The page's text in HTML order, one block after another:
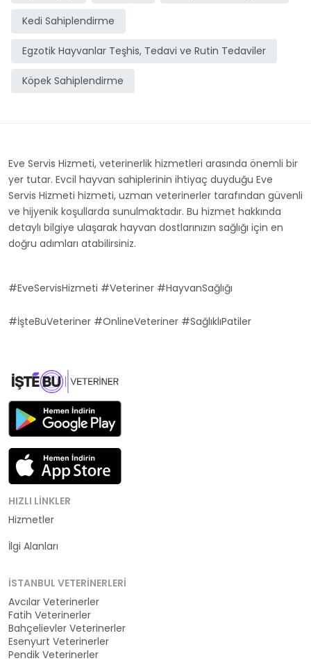
Kedi Sahiplendirme
Egzotik Hayvanlar Teşhis, Tedavi ve Rutin Tedaviler
Köpek Sahiplendirme
Eve Servis Hizmeti, veterinerlik hizmetleri arasında önemli bir
yer tutar. Evcil hayvan sahiplerinin ihtiyaç duyduğu Eve
Servis Hizmeti hizmeti, uzman veterinerler tarafından güvenli
ve hijyenik koşullarda sunulmaktadır. Bu hizmet hakkında
detaylı bilgiye ulaşarak hayvan dostlarınızın sağlığı için en
doğru adımları atabilirsiniz.
#EveServisHizmeti #Veteriner #HayvanSağlığı
#İşteBuVeteriner #OnlineVeteriner #SağlıklıPatiler
HIZLI LINKLER
Hizmetler
İlgi Alanları
İSTANBUL VETERINERLERI
Avcılar Veterinerler
Fatih Veterinerler
Bahçelievler Veterinerler
Esenyurt Veterinerler
Pendik Veterinerler